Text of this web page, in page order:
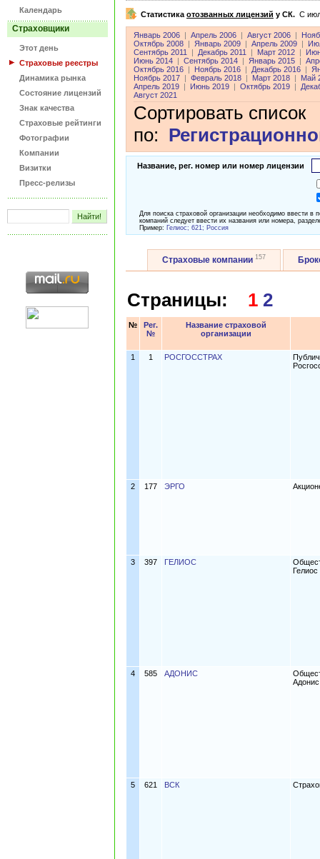
Календарь
Страховщики
Этот день
Страховые реестры
Динамика рынка
Состояние лицензий
Знак качества
Страховые рейтинги
Фотографии
Компании
Визитки
Пресс-релизы
Статистика отозванных лицензий у СК. C
Январь 2006 Апрель 2006 Август 2006
Октябрь 2008
Январь 2009 Апрель 2009
Сентябрь 2011
Декабрь 2011 Март 2012
Июнь 2014
Сентябрь 2014 Январь 2015
Октябрь 2016
Ноябрь 2016 Декабрь 2016
Ноябрь 2017
Февраль 2018 Март 2018
Май
Апрель 2019
Июнь 2019 Октябрь 2019
Август 2021
Сортировать список
по:
Название, рег. номер или номер лицензии
Для поиска страховой организации необходимо ввести
компаний следует ввести их названия или номера,
Пример: Гелиос; 621; Россия
Страховые компании 157
Страницы: 1 2
№
Рег.
№
Название страховой
организации
1 1 РОСГОССТРАХ
2 177 ЭРГО
3 397 ГЕЛИОС
Гелиос
4 585 АДОНИС
Адонис
5 621 ВСК